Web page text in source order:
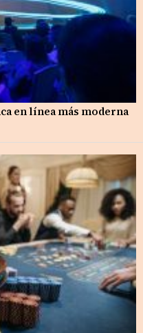
en línea más moderna